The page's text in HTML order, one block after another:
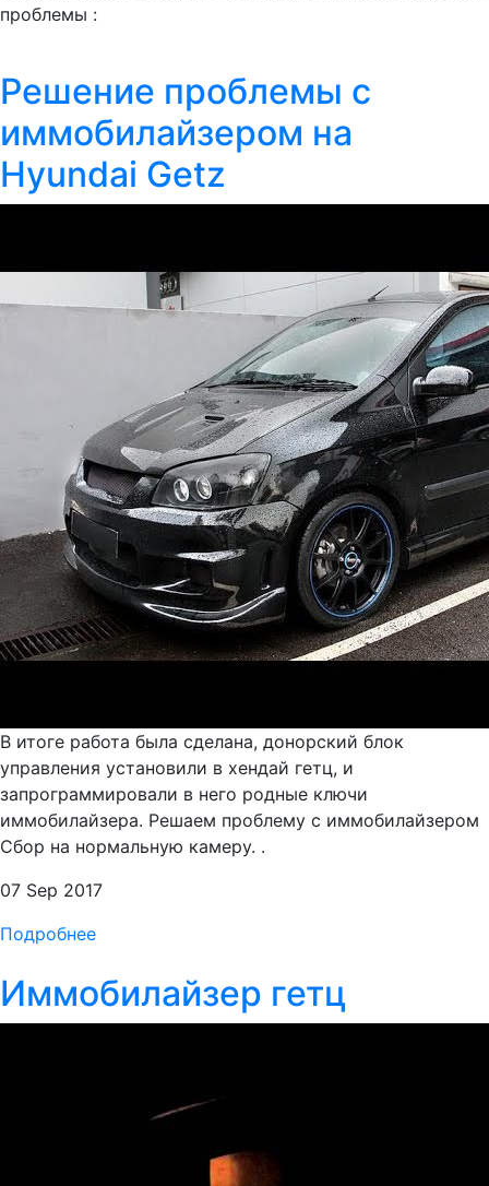
проблемы :
Решение проблемы с
иммобилайзером на
Hyundai Getz
В итоге работа была сделана, донорский блок
управления установили в хендай гетц, и
запрограммировали в него родные ключи
иммобилайзера. Решаем проблему с иммобилайзером
Сбор на нормальную камеру. .
07 Sep 2017
Подробнее
Иммобилайзер гетц